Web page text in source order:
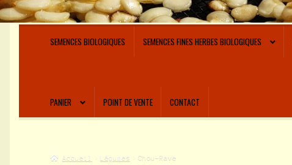
SEMENCES BIOLOGIQUES SEMENCES FINES HERBES BIOLOGIQUES
PANIER POINT DE VENTE CONTACT
Accueil Légumes Chou-Rave